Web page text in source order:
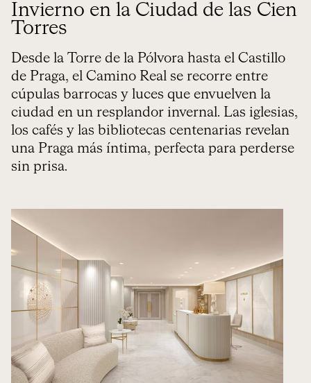
Invierno en la Ciudad de las Cien
Torres
Desde la Torre de la Pólvora hasta el Castillo
de Praga, el Camino Real se recorre entre
cúpulas barrocas y luces que envuelven la
ciudad en un resplandor invernal. Las iglesias,
los cafés y las bibliotecas centenarias revelan
una Praga más íntima, perfecta para perderse
sin prisa.